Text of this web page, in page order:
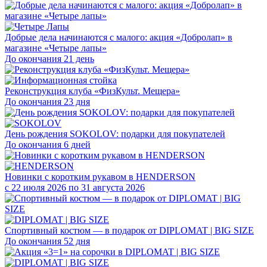
Добрые дела начинаются с малого: акция «Добролап» в
магазине «Четыре лапы»
До окончания 21 день
Реконструкция клуба «ФизКульт. Мещера»
До окончания 23 дня
День рождения SOKOLOV: подарки для покупателей
До окончания 6 дней
Новинки с коротким рукавом в HENDERSON
с 22 июля 2026 по 31 августа 2026
Спортивный костюм — в подарок от DIPLOMAT | BIG SIZE
До окончания 52 дня